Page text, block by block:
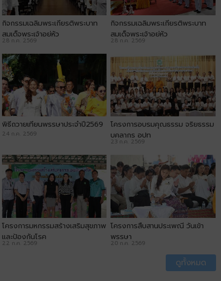
กิจกรรมเฉลิมพระเกียรติพระบาท
สมเด็จพระเจ้าอยู่หัว
28 ก.ค. 2569
กิจกรรมเฉลิมพระเกียรติพระบาท
สมเด็จพระเจ้าอยู่หัว
28 ก.ค. 2569
พิธีถวายเทียนพรรษาประจำปี2569
24 ก.ค. 2569
โครงการอบรมคุณธรรม จริยธรรม
บุคลากร อปท
23 ก.ค. 2569
โครงการมหกรรมสร้างเสริมสุขภาพ
และป้องกันโรค
22 ก.ค. 2569
โครงการสืบสานประเพณี วันเข้า
พรรษา
20 ก.ค. 2569
ดูทั้งหมด